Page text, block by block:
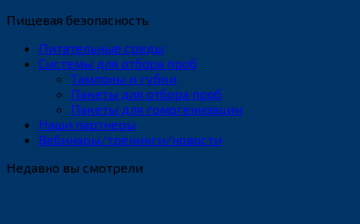
Пищевая безопасность
Питательные среды
Системы для отбора проб
Тампоны и губки
Пакеты для отбора проб
Пакеты для гомогенизации
Наши партнеры
Вебинары/тренинги/новости
Недавно вы смотрели